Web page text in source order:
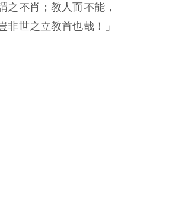
不肖；教人而不能，
世之立教首也哉！」